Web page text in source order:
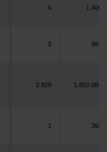
4 1.406
2 981
2.829 1.622.084
1 292